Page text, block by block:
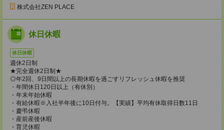
株式会社ZEN PLACE
休日休暇
休日休暇
週休2日制
★完全週休2日制★
◎年2回、9日間以上の長期休暇を過ごすリフレッシュ休暇を推奨
・年間休日120日以上（有休別）
・年末年始休暇
・有給休暇※入社半年後に10日付与。【実績】平均有休取得日数11日
・慶弔休暇
・産前産後休暇
・育児休暇